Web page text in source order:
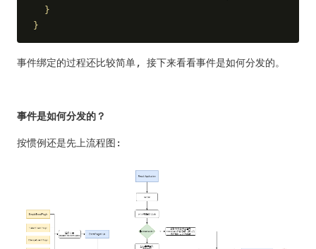
  }
}
事件绑定的过程还比较简单, 接下来看看事件是如何分发的。
事件是如何分发的？
按惯例还是先上流程图: